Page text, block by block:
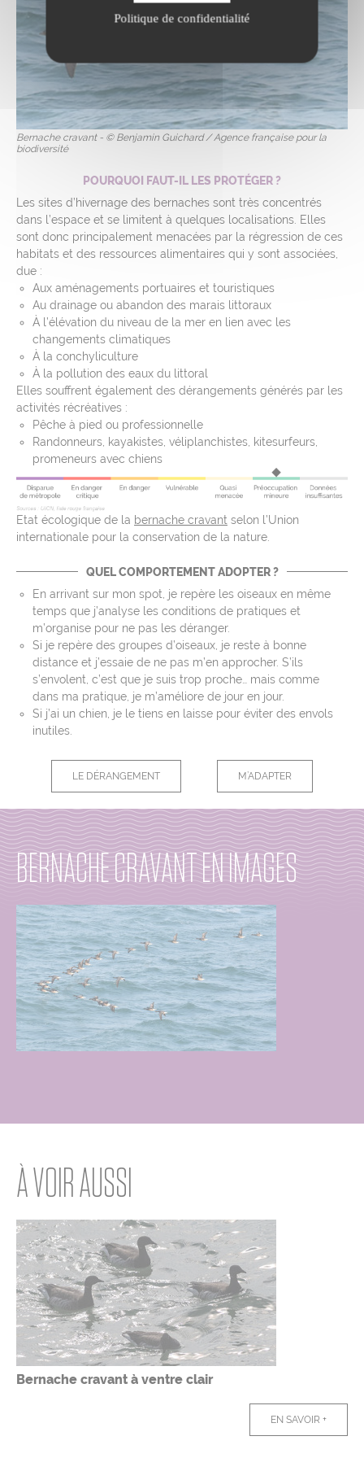
Bernache cravant - © Benjamin Guichard / Agence française pour la
biodiversité
POURQUOI FAUT-IL LES PROTÉGER ?
Les sites d’hivernage des bernaches sont très concentrés
dans l’espace et se limitent à quelques localisations. Elles
sont donc principalement menacées par la régression de ces
habitats et des ressources alimentaires qui y sont associées,
due :
Aux aménagements portuaires et touristiques
Au drainage ou abandon des marais littoraux
À l’élévation du niveau de la mer en lien avec les
changements climatiques
À la conchyliculture
À la pollution des eaux du littoral
Elles souffrent également des dérangements générés par les
activités récréatives :
Pêche à pied ou professionnelle
Randonneurs, kayakistes, véliplanchistes, kitesurfeurs,
promeneurs avec chiens
Etat écologique de la bernache cravant selon l’Union
internationale pour la conservation de la nature.
QUEL COMPORTEMENT ADOPTER ?
En arrivant sur mon spot, je repère les oiseaux en même
temps que j’analyse les conditions de pratiques et
m’organise pour ne pas les déranger.
Si je repère des groupes d’oiseaux, je reste à bonne
distance et j’essaie de ne pas m’en approcher. S’ils
s’envolent, c’est que je suis trop proche… mais comme
dans ma pratique, je m’améliore de jour en jour.
Si j’ai un chien, je le tiens en laisse pour éviter des envols
inutiles.
LE DÉRANGEMENT M’ADAPTER
BERNACHE CRAVANT EN IMAGES
À VOIR AUSSI
Bernache cravant à ventre clair
EN SAVOIR +
Politique de confidentialité